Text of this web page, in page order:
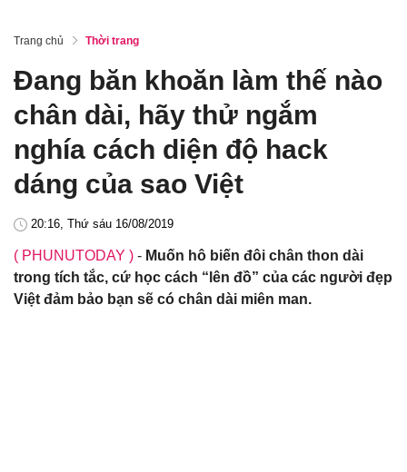
Trang chủ Thời trang
Đang băn khoăn làm thế nào
chân dài, hãy thử ngắm
nghía cách diện độ hack
dáng của sao Việt
20:16, Thứ sáu 16/08/2019
( PHUNUTODAY ) - Muốn hô biến đôi chân thon dài
trong tích tắc, cứ học cách “lên đồ” của các người đẹp
Việt đảm bảo bạn sẽ có chân dài miên man.